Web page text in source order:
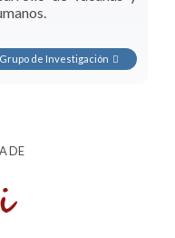
de Investigación
DE